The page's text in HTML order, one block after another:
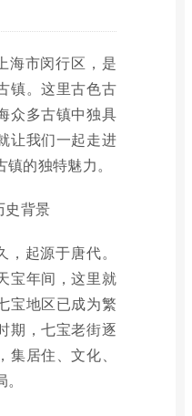
海市闵行区，是
镇。这里古色古
众多古镇中独具
让我们一起走进
的独特魅力。
史背景
起源于唐代。
宝年间，这里就
宝地区已成为繁
期，七宝老街逐
居住、文化、